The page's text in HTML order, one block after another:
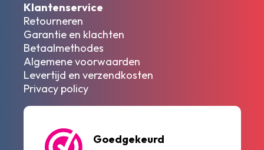
Klantenservice
Retourneren
Garantie en klachten
Betaalmethodes
Algemene voorwaarden
Levertijd en verzendkosten
Privacy policy
Goedgekeurd